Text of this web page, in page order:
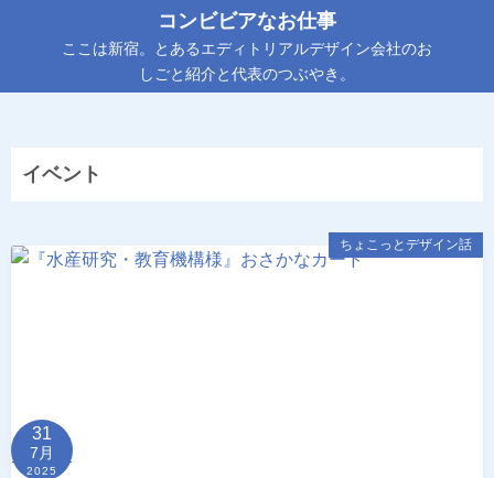
ン
ッ
コンビビアなお仕事
ここは新宿。とあるエディトリアルデザイン会社のお
しごと紹介と代表のつぶやき。
イベント
ちょこっとデザイン話
31
7月
2025